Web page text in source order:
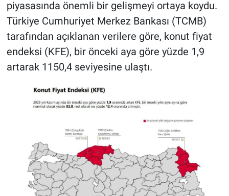
piyasasında önemli bir gelişmeyi ortaya koydu.
Türkiye Cumhuriyet Merkez Bankası (TCMB)
tarafından açıklanan verilere göre, konut fiyat
endeksi (KFE), bir önceki aya göre yüzde 1,9
artarak 1150,4 seviyesine ulaştı.
Güvenlik
Bölge